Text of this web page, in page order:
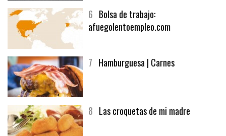
6 Bolsa de trabajo:
afuegolentoempleo.com
7 Hamburguesa | Carnes
8 Las croquetas de mi madre